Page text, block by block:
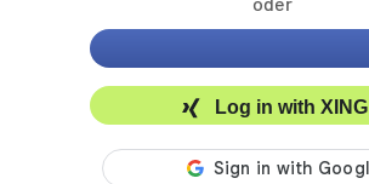
Log in with XING